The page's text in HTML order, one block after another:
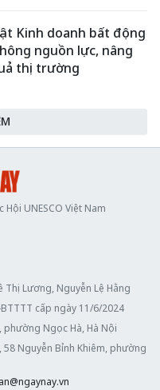
Kinh doanh bất động
nguồn lực, nâng
thị trường
UNESCO Việt Nam
Thị Lương, Nguyễn Lệ Hằng
cấp ngày 11/6/2024
phường Ngọc Hà, Hà Nội
58 Nguyễn Bỉnh Khiêm, phường